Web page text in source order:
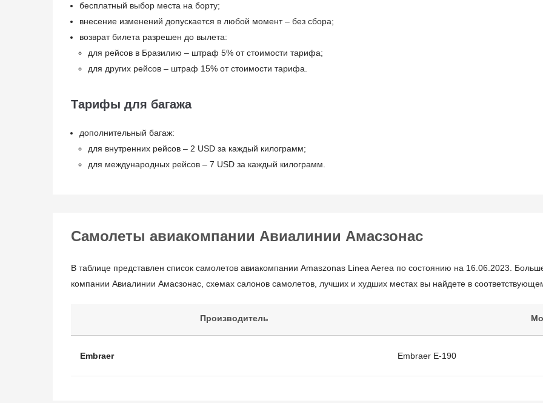
бесплатный выбор места на борту;
внесение изменений допускается в любой момент – без сбора;
возврат билета разрешен до вылета:
для рейсов в Бразилию – штраф 5% от стоимости тарифа;
для других рейсов – штраф 15% от стоимости тарифа.
Тарифы для багажа
дополнительный багаж:
для внутренних рейсов – 2 USD за каждый килограмм;
для международных рейсов – 7 USD за каждый килограмм.
Самолеты авиакомпании Авиалинии Амасзонас
В таблице представлен список самолетов авиакомпании Amaszonas Linea Aerea по состоянию на 16.06.2023.
компании Авиалинии Амасзонас, схемах салонов самолетов, лучших и худших местах вы найдете в
Производитель
Embraer Embraer E-190